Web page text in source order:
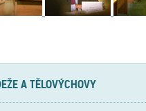
A TĚLOVÝCHOVY